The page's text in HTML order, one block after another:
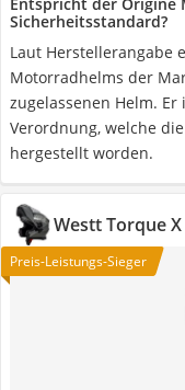
Sicherheitsstandard?
Laut Herstellerangabe
Motorradhelms der
zugelassenen Helm.
Verordnung, welche
hergestellt worden.
Westt Torque X
Preis-Leistungs-Sieger